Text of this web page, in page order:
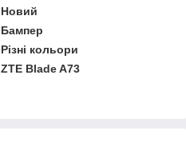
Новий
Бампер
Різні кольори
ZTE Blade A73